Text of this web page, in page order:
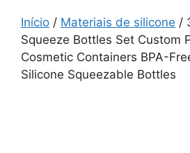
Início / Materiais de silicone /
Squeeze Bottles Set Custom
Cosmetic Containers BPA-
Silicone Squeezable Bottles